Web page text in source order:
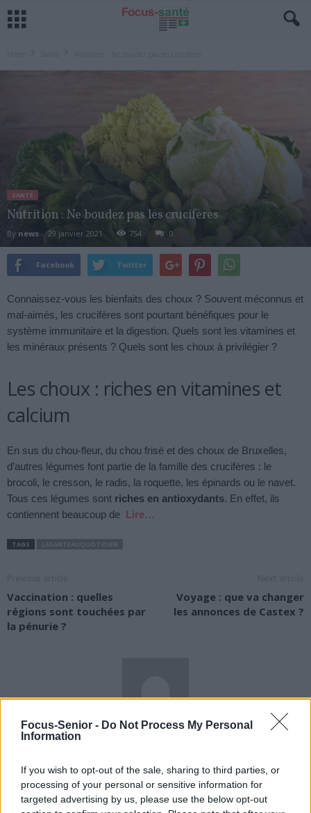
Focus-Senior - Do Not Process My Personal
Information
If you wish to opt-out of the sale, sharing to third parties, or
processing of your personal or sensitive information for
targeted advertising by us, please use the below opt-out
SANTÉ
Nutrition : Ne boudez pas les crucifères
By news - 29 janvier 2021 754 0
Facebook Twitter
Connaissez-vous les bienfaits des choux ? Souvent méconnus et
mal-aimés, les crucifères sont pourtant bénéfiques pour le
système immunitaire et la digestion. Quels sont les vitamines et
les minéraux présents ? Quels sont les choux à privilégier ?
Les choux : riches en vitamines et
calcium
En sus du chou-fleur, du chou frisé et des choux de Bruxelles,
d’autres légumes font partie de la famille des crucifères : le
brocoli, le cresson, le radis, la roquette, les épinards ou le navet.
Tous ces légumes sont riches en antioxydants. En effet, ils
contiennent beaucoup de
Lire…
TAGS
Vaccination : quelles
régions sont touchées par
la pénurie ?
Voyage : que va changer
les annonces de Castex ?
RELATED ARTICLES MORE FROM AUTHOR